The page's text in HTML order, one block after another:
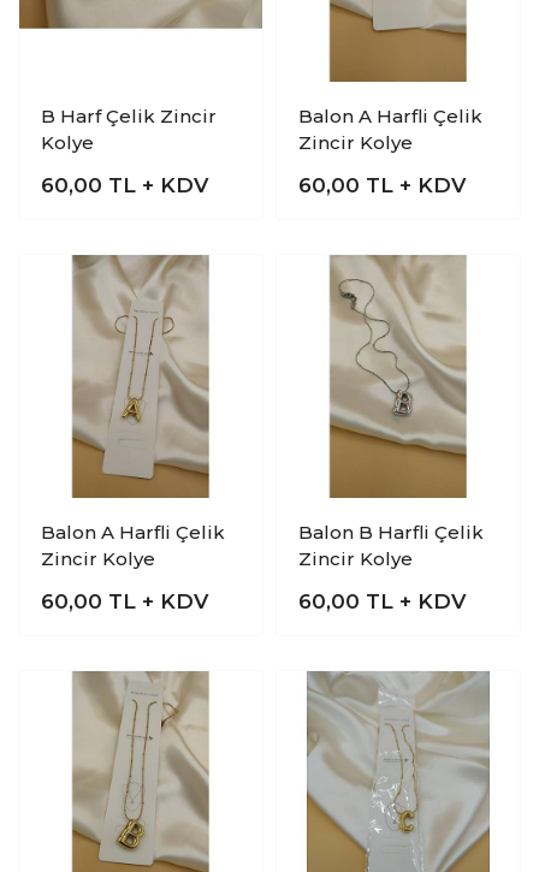
B Harf Çelik Zincir
Kolye
60,00 TL + KDV
Balon A Harfli Çelik
Zincir Kolye
60,00 TL + KDV
Balon A Harfli Çelik
Zincir Kolye
60,00 TL + KDV
Balon B Harfli Çelik
Zincir Kolye
60,00 TL + KDV